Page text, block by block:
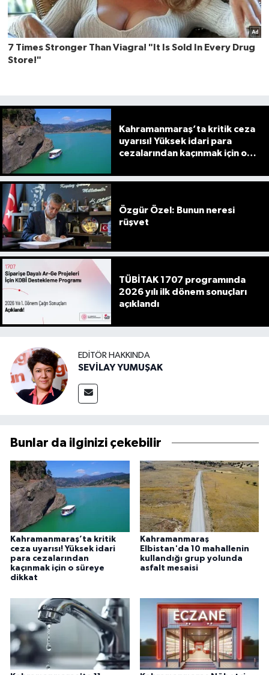
Kahramanmaraş’ta kritik ceza
uyarısı! Yüksek idari para
cezalarından kaçınmak için o
Özgür Özel: Bunun neresi
rüşvet
TÜBİTAK 1707 programında
2026 yılı ilk dönem sonuçları
açıklandı
EDITÖR HAKKINDA
SEVİLAY YUMUŞAK
Bunlar da ilginizi çekebilir
Kahramanmaraş’ta kritik
ceza uyarısı! Yüksek idari
para cezalarından
kaçınmak için o süreye
dikkat
Kahramanmaraş
Elbistan'da 10 mahallenin
kullandığı grup yolunda
asfalt mesaisi